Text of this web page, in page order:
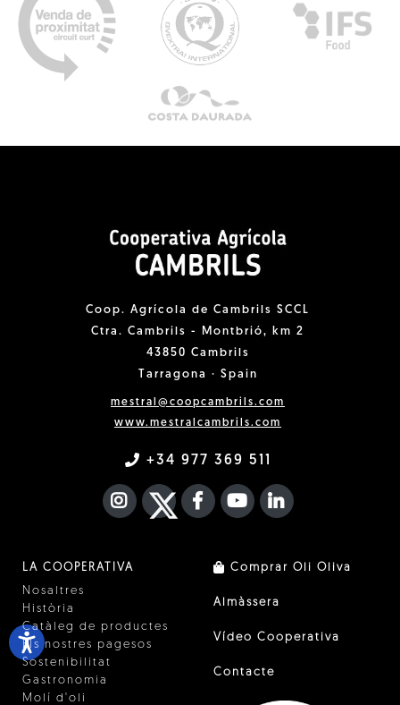
Coop. Agrícola de Cambrils SCCL
Ctra. Cambrils - Montbrió, km 2
43850 Cambrils
Tarragona · Spain
mestral@coopcambrils.com
www.mestralcambrils.com
+34 977 369 511
INSTAGRAM
TWITTER
FACEBOOK F
YOUTUBEFA LINKEDIN
LA COOPERATIVA
Nosaltres
Història
Catàleg de productes
Els nostres pagesos
Sostenibilitat
Gastronomia
Molí d'oli
Comprar Oli Oliva
Almàssera
Vídeo Cooperativa
Contacte